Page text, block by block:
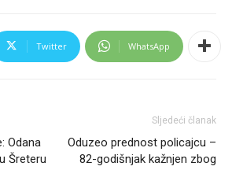
Twitter WhatsApp
Odana
Šreteru
Sljedeći članak
Oduzeo prednost policajcu –
82-godišnjak kažnjen zbog